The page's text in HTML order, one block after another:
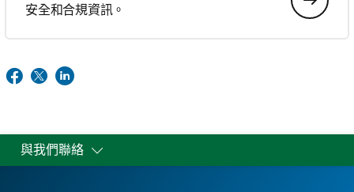
安全和合規資訊。
與我們聯絡